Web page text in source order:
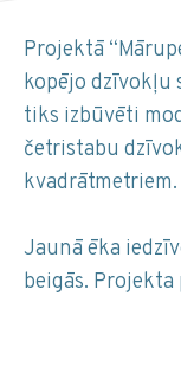
Projektā
kopējo dzīvokļu
tiks izbūvēti
četristabu
kvadrātmetriem.
Jaunā ēka
beigās. Projekta